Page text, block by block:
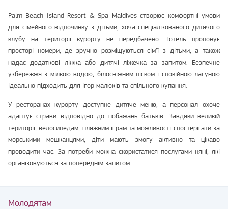
Palm Beach Island Resort & Spa Maldives створює комфортні умови
для сімейного відпочинку з дітьми, хоча спеціалізованого дитячого
клубу на території курорту не передбачено. Готель пропонує
просторі номери, де зручно розміщуються сім’ї з дітьми, а також
надає додаткові ліжка або дитячі ліжечка за запитом. Безпечне
узбережжя з мілкою водою, білосніжним піском і спокійною лагуною
ідеально підходить для ігор малюків та спільного купання.
У ресторанах курорту доступне дитяче меню, а персонал охоче
адаптує страви відповідно до побажань батьків. Завдяки великій
території, велосипедам, пляжним іграм та можливості спостерігати за
морськими мешканцями, діти мають змогу активно та цікаво
проводити час. За потреби можна скористатися послугами няні, які
організовуються за попереднім запитом.
Молодятам